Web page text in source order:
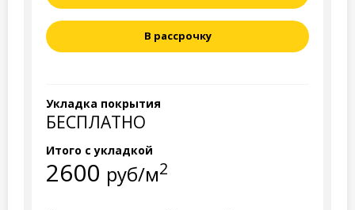
В рассрочку
Укладка покрытия
БЕСПЛАТНО
Итого с укладкой
2600 руб/м2